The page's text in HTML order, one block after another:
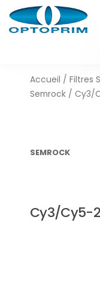
Accueil / Filtres
Semrock / Cy3/
SEMROCK
Cy3/Cy5-